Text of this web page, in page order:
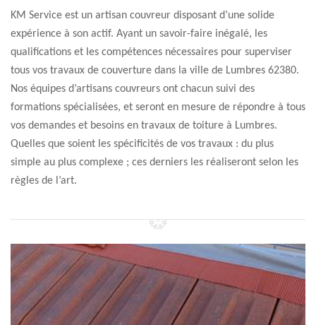
KM Service est un artisan couvreur disposant d’une solide
expérience à son actif. Ayant un savoir-faire inégalé, les
qualifications et les compétences nécessaires pour superviser
tous vos travaux de couverture dans la ville de Lumbres 62380.
Nos équipes d’artisans couvreurs ont chacun suivi des
formations spécialisées, et seront en mesure de répondre à tous
vos demandes et besoins en travaux de toiture à Lumbres.
Quelles que soient les spécificités de vos travaux : du plus
simple au plus complexe ; ces derniers les réaliseront selon les
règles de l’art.